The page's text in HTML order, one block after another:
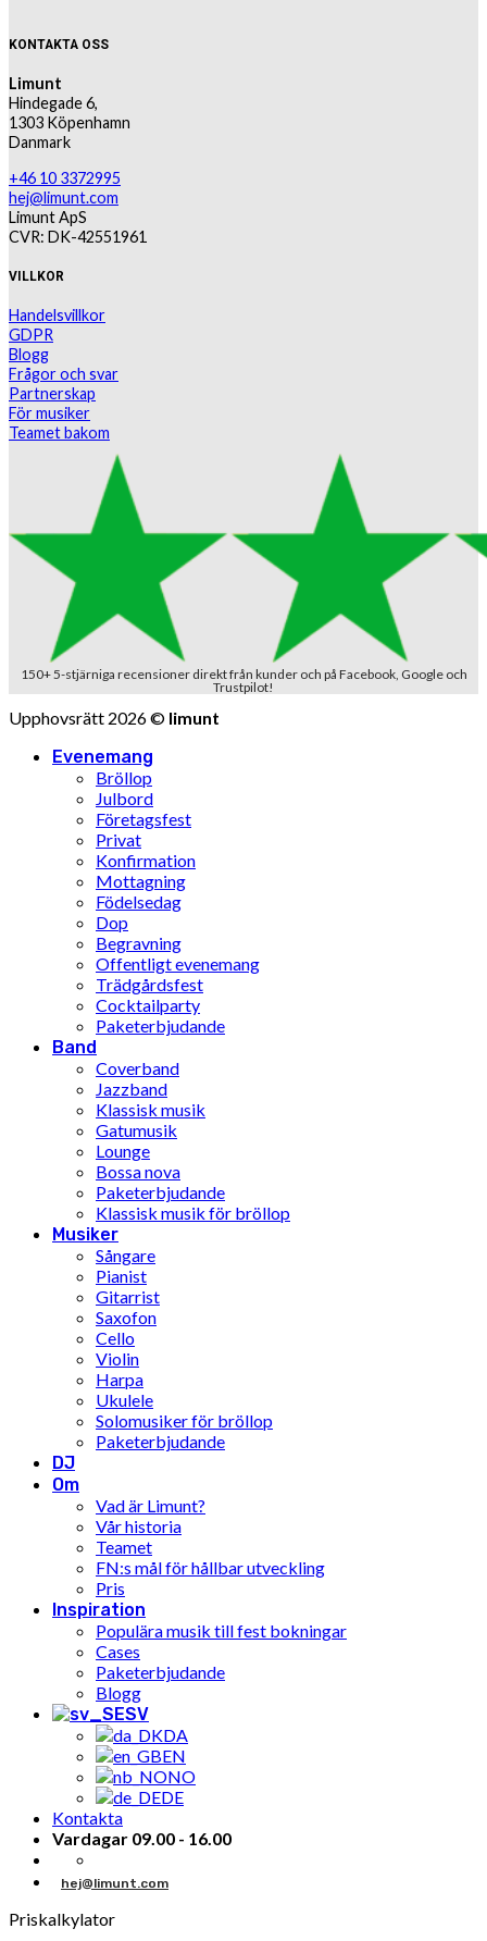
KONTAKTA OSS
Limunt
Hindegade 6,
1303 Köpenhamn
Danmark
+46 10 3372995
hej@limunt.com
Limunt ApS
CVR: DK-42551961
VILLKOR
Handelsvillkor
GDPR
Blogg
Frågor och svar
Partnerskap
För musiker
Teamet bakom
150+ 5-stjärniga recensioner direkt från kunder och på Facebook, Google och
Trustpilot!
Upphovsrätt 2026 © limunt
Evenemang
Bröllop
Julbord
Företagsfest
Privat
Konfirmation
Mottagning
Födelsedag
Dop
Begravning
Offentligt evenemang
Trädgårdsfest
Cocktailparty
Paketerbjudande
Band
Coverband
Jazzband
Klassisk musik
Gatumusik
Lounge
Bossa nova
Paketerbjudande
Klassisk musik för bröllop
Musiker
Sångare
Pianist
Gitarrist
Saxofon
Cello
Violin
Harpa
Ukulele
Solomusiker för bröllop
Paketerbjudande
DJ
Om
Vad är Limunt?
Vår historia
Teamet
FN:s mål för hållbar utveckling
Pris
Inspiration
Populära musik till fest bokningar
Cases
Paketerbjudande
Blogg
SV
DA
EN
NO
DE
Kontakta
Vardagar 09.00 - 16.00
hej@limunt.com
Priskalkylator